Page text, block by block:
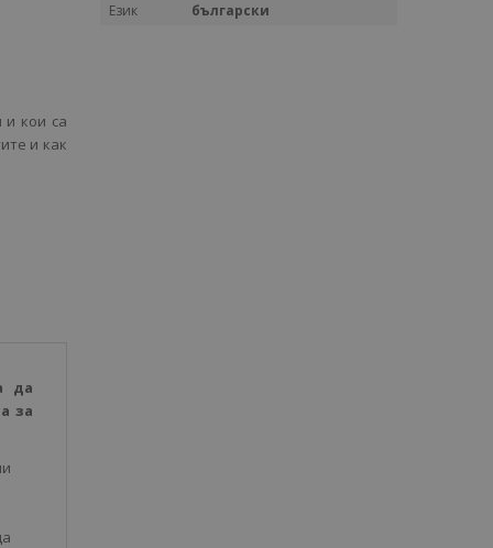
кои са
и как
да
за
Език
български